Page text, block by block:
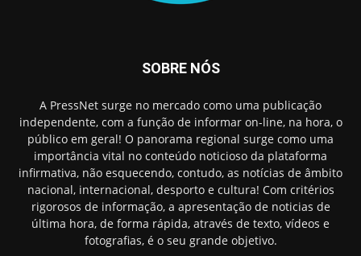
SOBRE NÓS
A PressNet surge no mercado como uma publicação
independente, com a função de informar on-line, na hora, o
público em geral! O panorama regional surge como uma
importância vital no conteúdo noticioso da plataforma
infirmativa, não esquecendo, contudo, as notícias de âmbito
nacional, internacional, desporto e cultura! Com critérios
rigorosos de informação, a apresentação de noticias de
última hora, de forma rápida, através de texto, vídeos e
fotografias, é o seu grande objetivo.